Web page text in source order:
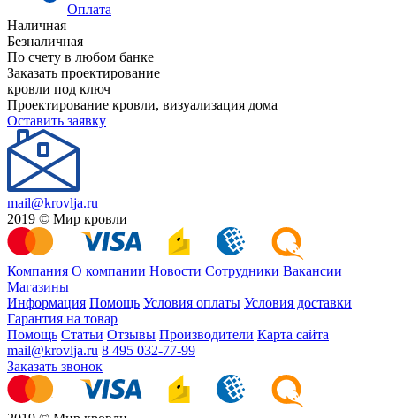
Оплата
Наличная
Безналичная
По счету в любом банке
Заказать проектирование
кровли под ключ
Проектирование кровли, визуализация дома
Оставить заявку
mail@krovlja.ru
2019 © Мир кровли
Компания О компании Новости Сотрудники Вакансии
Магазины
Информация Помощь Условия оплаты Условия доставки
Гарантия на товар
Помощь Статьи Отзывы Производители Карта сайта
mail@krovlja.ru 8 495 032-77-99
Заказать звонок